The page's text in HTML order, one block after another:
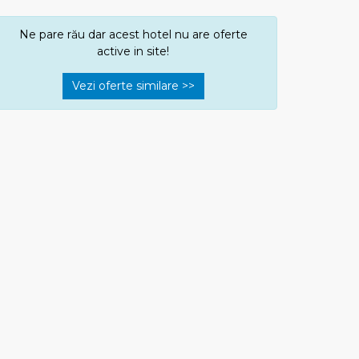
Ne pare rău dar acest hotel nu are oferte
active in site!
Vezi oferte similare >>